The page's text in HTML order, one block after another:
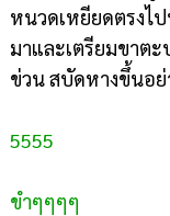
หนวดเหยียดตรงไ
มาและเตรียมขาต
ข่วน สบัดหางขึ้นอย่
5555
ขำๆๆๆๆ